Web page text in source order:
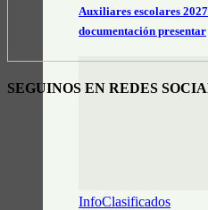
Auxiliares escolares
documentación presentar
InfoClasificados
SEGUINOS EN REDES